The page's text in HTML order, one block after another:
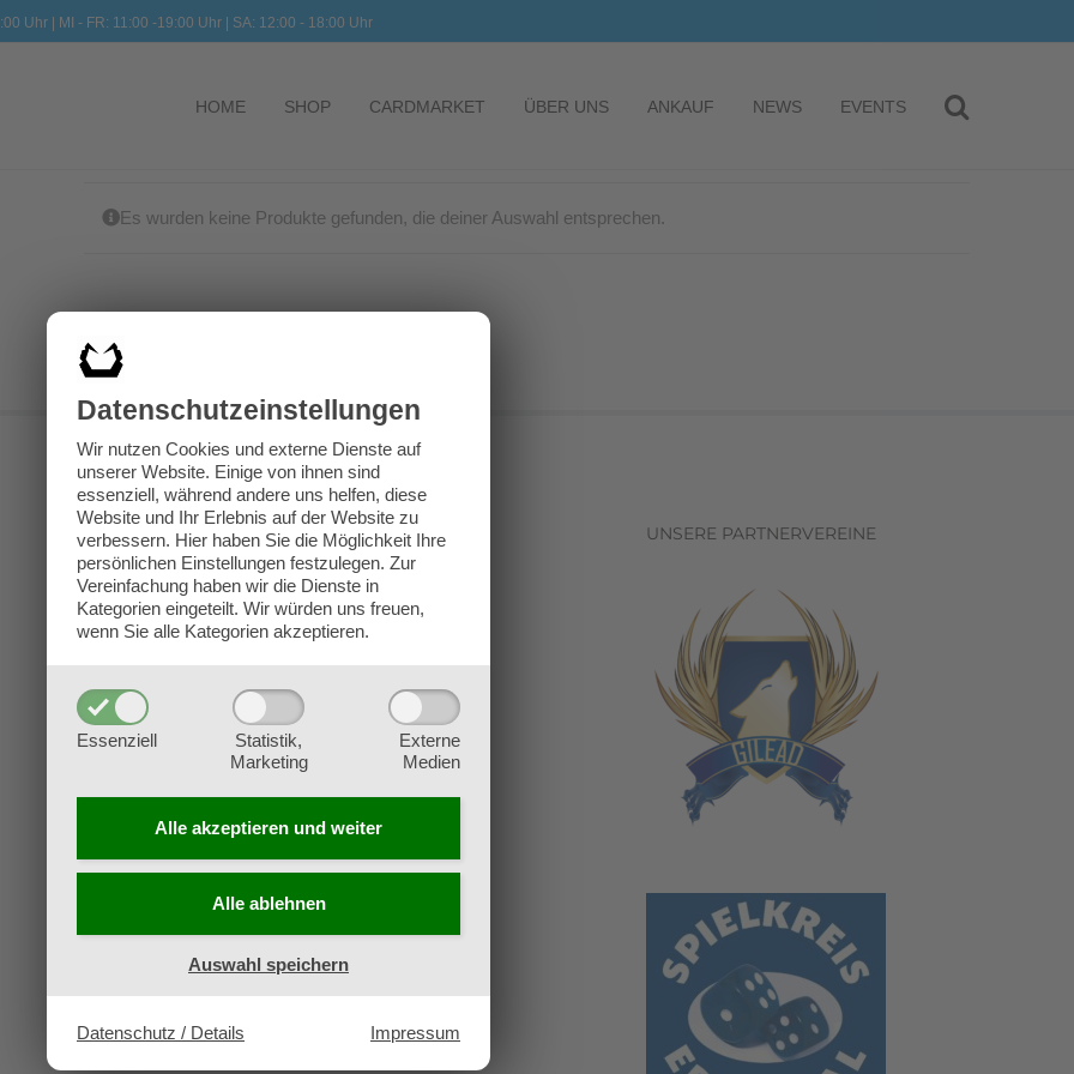
Datenschutz­einstellungen
Wir nutzen Cookies und externe Dienste auf
unserer Website. Einige von ihnen sind
essenziell, während andere uns helfen, diese
Website und Ihr Erlebnis auf der Website zu
verbessern. Hier haben Sie die Möglichkeit Ihre
persönlichen Einstellungen festzulegen. Zur
Vereinfachung haben wir die Dienste in
Kategorien eingeteilt. Wir würden uns freuen,
wenn Sie alle Kategorien akzeptieren.
Essenziell
Statistik,
Marketing
Externe
Medien
Alle akzeptieren und weiter
Alle ablehnen
Auswahl speichern
Datenschutz / Details Impressum
Uhr | MI - FR: 11:00 -19:00 Uhr | SA: 12:00 - 18:00 Uhr
HOME SHOP CARDMARKET ÜBER UNS ANKAUF NEWS EVENTS
Es wurden keine Produkte gefunden, die deiner Auswahl entsprechen.
Kontakt
Impressum
Datenschutz
Widerruf
UNSERE PARTNERVEREINE